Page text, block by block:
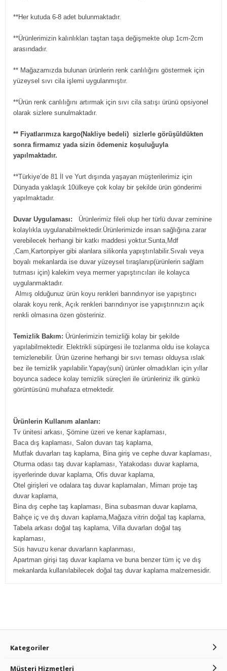
**Her kutuda 6-8 adet bulunmaktadır.
**Ürünlerimizin kalınlıkları taştan taşa değişmekte olup 1cm-2cm
arasındadır.
** Mağazamızda bulunan ürünlerin renk canlılığını göstermek için
yüzeysel sıvı cila işlemi uygulanmıştır.
**Ürün renk canlılığını artırmak için sıvı cila satışı ürünü opsiyonel
olarak sizlere sunulmaktadır.
** Fiyatlarımıza kargo(Nakliye bedeli) sizlerle görüşüldükten
sonra firmamız yada sizin ödemeniz koşuluğuyla
yapılmaktadır.
**Türkiye’de 81 İl ve Yurt dışında yaşayan müşterilerimiz için
Dünyada yaklaşık 10ülkeye çok kolay bir şekilde ürün gönderimi
yapılmaktadır.
Duvar Uygulaması:
Ürünlerimiz fileli olup her türlü duvar zeminine
kolaylıkla uygulanabilmektedir.Ürünlerimizde insan sağlığına zarar
verebilecek herhangi bir katkı maddesi yoktur.Sunta,Mdf
,Cam,Kartonpiyer gibi alanlara silikonla yapıştırılabilir.Sıvalı veya
boyalı mekanlarda ise duvar yüzeysel tıraşlanıp(ürünlerin sağlam
tutması için) kalekim veya mermer yapıştırıcıları ile kolayca
uygulanmaktadır.
Almış olduğunuz ürün koyu renkleri barındırıyor ise yapıştırıcı
olarak koyu renk, Açık renkleri barındırıyor ise yapıştırınızın açık
renkli olmasına özen gösteriniz.
Temizlik Bakım: Ürünlerimizin temizliği kolay bir şekilde
yapılabilmektedir. Elektrikli süpürgesi ile tozlanma oldu ise kolayca
temizlenebilir. Ürün üzerine herhangi bir sıvı teması olduysa ıslak
bez ile temizlik yapılabilir.Yapay(suni) ürünler olmadıkları için yıllar
boyunca sadece kolay temizlik süreçleri ile ürünleriniz ilk günkü
görüntüsünü muhafaza etmektedir.
Ürünlerin Kullanım alanları:
Tv ünitesi arkası, Şömine üzeri ve kenar kaplaması,
Baca dış kaplaması, Salon duvarı taş kaplama,
Mutfak duvarları taş kaplama, Bina giriş ve cephe duvar kaplaması,
Oturma odası taş duvar kaplaması, Yatakodası duvar kaplama,
işyerlerinde duvar kaplama, Ofis duvar kaplama,
Otel girişleri ve odalara taş duvar kaplamaları, Mimarı proje taş
duvar kaplama,
Bina dış cephe taş kaplaması, Bina subasman duvar kaplama,
Bahçe iç ve dış duvarı kaplama,Mağaza vitrin doğal taş kaplama,
Tabela arkası doğal taş kaplama, Villa duvarları doğal taş
kaplaması,
Süs havuzu kenar duvarların kaplanması,
Apartman girişi taş duvar kaplama ve buna benzer tüm iç ve dış
mekanlarda kullanılabilecek doğal taş duvar kaplama malzemesidir.
Kategoriler
Müşteri Hizmetleri